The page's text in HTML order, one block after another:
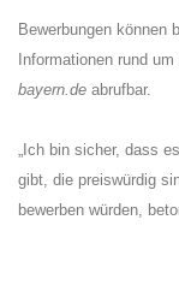
Bewerbungen können
Informationen rund
bayern.de abrufbar.
Ich bin sicher, dass
gibt, die preis­würdig
bewerben würden,